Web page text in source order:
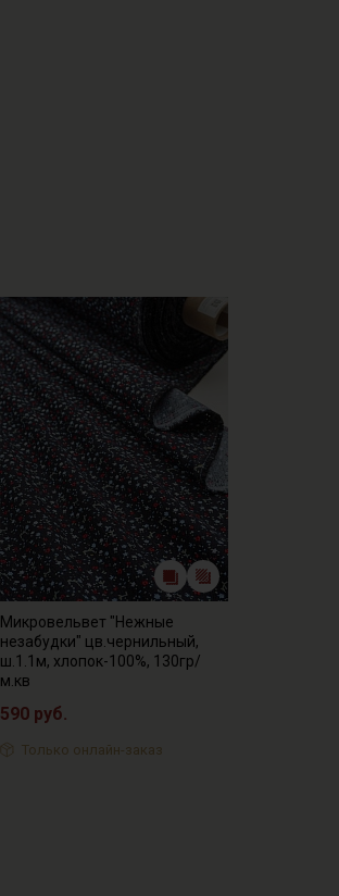
Микровельвет "Нежные
незабудки" цв.чернильный,
ш.1.1м, хлопок-100%, 130гр/
м.кв
590 руб.
Только онлайн-заказ